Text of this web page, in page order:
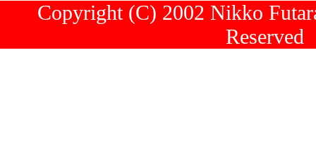
Copyright (C) 2002 Nikko
Reserved